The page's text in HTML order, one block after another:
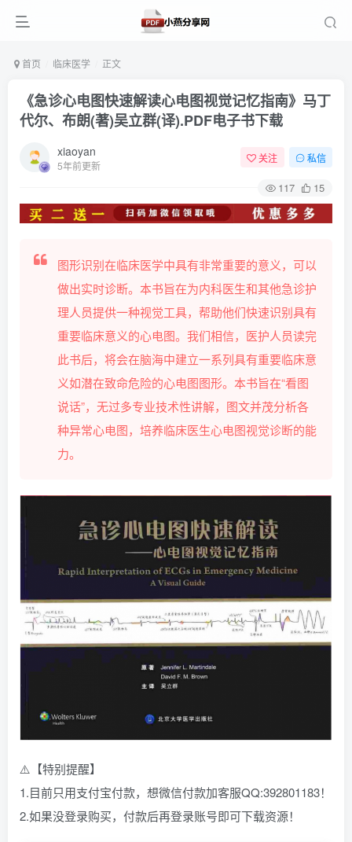
首页 临床医学 正文
《急诊心电图快速解读心电图视觉记忆指南》马丁
代尔、布朗(著)吴立群(译).PDF电子书下载
xiaoyan
5年前更新
关注 私信
117 15
图形识别在临床医学中具有非常重要的意义，可以
做出实时诊断。本书旨在为内科医生和其他急诊护
理人员提供一种视觉工具，帮助他们快速识别具有
重要临床意义的心电图。我们相信，医护人员读完
此书后，将会在脑海中建立一系列具有重要临床意
义如潜在致命危险的心电图图形。本书旨在“看图
说话”，无过多专业技术性讲解，图文并茂分析各
种异常心电图，培养临床医生心电图视觉诊断的能
力。
⚠️【特别提醒】
1.目前只用支付宝付款，想微信付款加客服QQ:392801183！
2.如果没登录购买，付款后再登录账号即可下载资源！